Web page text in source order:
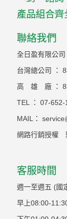
產品組合齊
聯絡我們
全日盈有限公
台灣總公司 ：
高 雄 廠 ：
TEL ： 07-652-
MAIL：
網路行銷授權
客服時間
週一至週五 (國
早上08:00-